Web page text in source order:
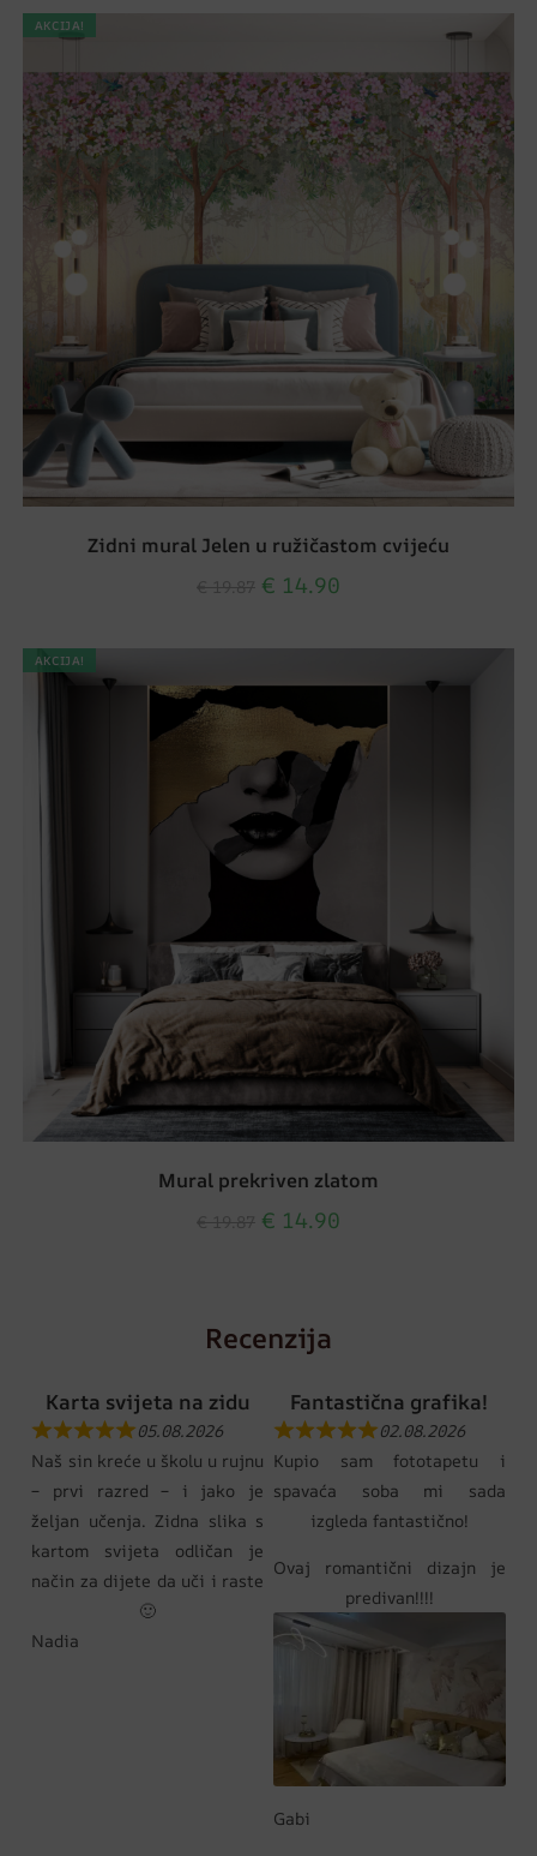
AKCIJA!
Zidni mural Jelen u ružičastom cvijeću
€ 14.90
AKCIJA!
Mural prekriven zlatom
€ 14.90
Recenzija
Karta svijeta na zidu
05.08.2026
Naš sin kreće u školu u rujnu
– prvi razred – i jako je
željan učenja. Zidna slika s
kartom svijeta odličan je
način za dijete da uči i raste
🙂
Nadia
Fantastična grafika!
02.08.2026
Kupio sam fototapetu i
spavaća soba mi sada
izgleda fantastično!
Ovaj romantični dizajn je
predivan!!!!
Gabi